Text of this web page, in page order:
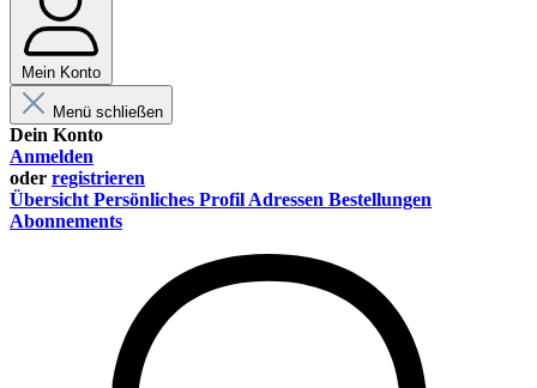
Mein Konto
Menü schließen
Dein Konto
Anmelden
oder registrieren
Übersicht Persönliches Profil Adressen Bestellungen
Abonnements